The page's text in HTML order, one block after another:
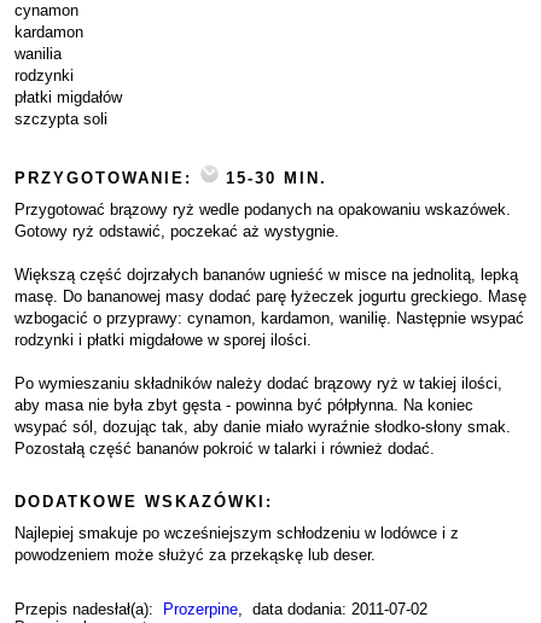
cynamon
kardamon
wanilia
rodzynki
płatki migdałów
szczypta soli
PRZYGOTOWANIE:
15-30 MIN.
Przygotować brązowy ryż wedle podanych na opakowaniu wskazówek.
Gotowy ryż odstawić, poczekać aż wystygnie.
Większą część dojrzałych bananów ugnieść w misce na jednolitą, lepką
masę. Do bananowej masy dodać parę łyżeczek jogurtu greckiego. Masę
wzbogacić o przyprawy: cynamon, kardamon, wanilię. Następnie wsypać
rodzynki i płatki migdałowe w sporej ilości.
Po wymieszaniu składników należy dodać brązowy ryż w takiej ilości,
aby masa nie była zbyt gęsta - powinna być półpłynna. Na koniec
wsypać sól, dozując tak, aby danie miało wyraźnie słodko-słony smak.
Pozostałą część bananów pokroić w talarki i również dodać.
DODATKOWE WSKAZÓWKI:
Najlepiej smakuje po wcześniejszym schłodzeniu w lodówce i z
powodzeniem może służyć za przekąskę lub deser.
Przepis nadesłał(a): Prozerpine, data dodania: 2011-07-02